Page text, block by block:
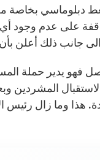
دبلوماسي بخاصة
على عدم وجود
يدير حملة
لاستقبال